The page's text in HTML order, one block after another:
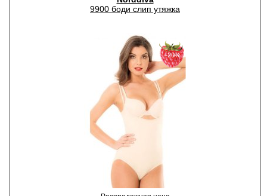
9900 боди слип утяжка
−20%